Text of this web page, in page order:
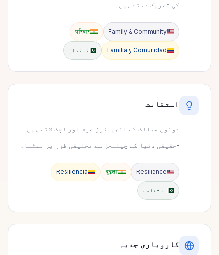
کی تحریک دیتے ہیں۔
Family & Community
परिवार
Familia y Comunidad خاندان
استقامت
دونوں ممالک کے انجینئرز عزم اور لچک لاتے ہیں
-حقیقی دنیا کے چیلنجز سے تخلیقی طور پر نمٹنا۔
Resilience
दृढ़ता
Resiliencia
استقامت
کاروباری جذبہ